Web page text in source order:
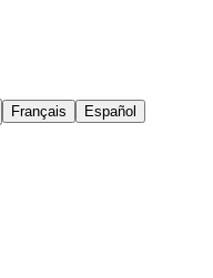
Français
Español